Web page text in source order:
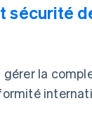
sécurité
gérer la